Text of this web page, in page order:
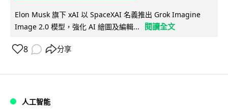
Elon Musk 旗下 xAI 以 SpaceXAI 名義推出 Grok Imagine
Image 2.0 模型，強化 AI 繪圖及編輯...
閱讀全文
8 分享
人工智能